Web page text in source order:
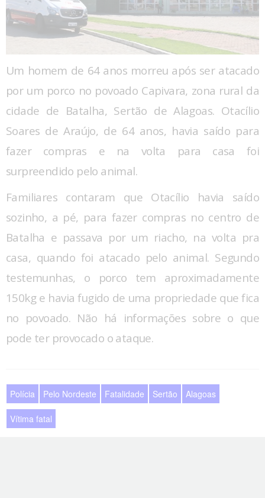
Um homem de 64 anos morreu após ser atacado
por um porco no povoado Capivara, zona rural da
cidade de Batalha, Sertão de Alagoas. Otacílio
Soares de Araújo, de 64 anos, havia saído para
fazer compras e na volta para casa foi
surpreendido pelo animal.
Familiares contaram que Otacílio havia saído
sozinho, a pé, para fazer compras no centro de
Batalha e passava por um riacho, na volta pra
casa, quando foi atacado pelo animal. Segundo
testemunhas, o porco tem aproximadamente
150kg e havia fugido de uma propriedade que fica
no povoado. Não há informações sobre o que
pode ter provocado o ataque.
Polícia Pelo Nordeste Fatalidade Sertão Alagoas
Vítima fatal